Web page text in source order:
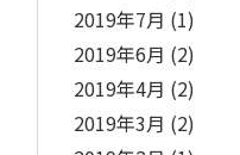
2019年7月 (1)
2019年6月 (2)
2019年4月 (2)
2019年3月 (2)